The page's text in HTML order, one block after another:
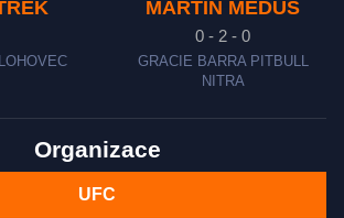
MARTIN MEDUS
0 - 2 - 0
GRACIE BARRA PITBULL
NITRA
Organizace
UFC